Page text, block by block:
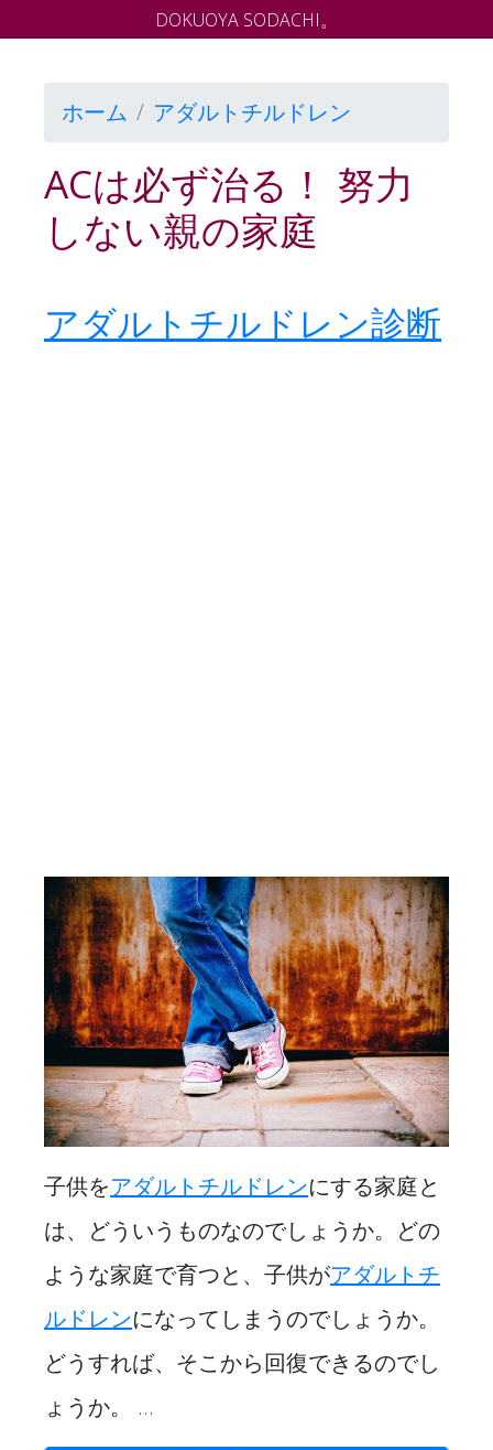
DOKUOYA SODACHI。
ホーム アダルトチルドレン
ACは必ず治る！ 努力
しない親の家庭
アダルトチルドレン診断
子供をアダルトチルドレンにする家庭と
は、どういうものなのでしょうか。どの
ような家庭で育つと、子供がアダルトチ
ルドレンになってしまうのでしょうか。
どうすれば、そこから回復できるのでし
ょうか。 ...